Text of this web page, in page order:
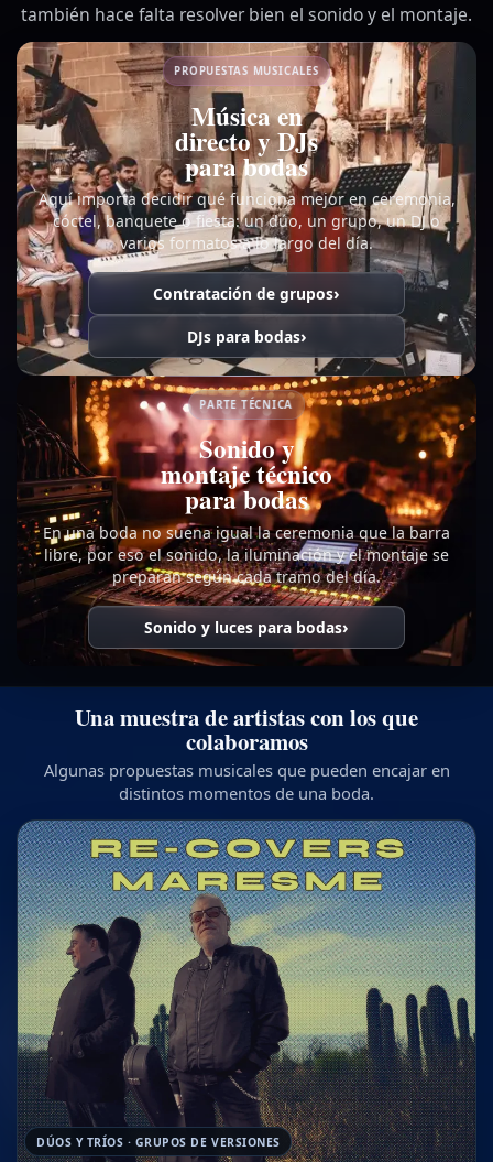
también hace falta resolver bien el sonido y el montaje.
PROPUESTAS MUSICALES
Música en
directo y DJs
para bodas
Aquí importa decidir qué funciona mejor en ceremonia,
cóctel, banquete o fiesta: un dúo, un grupo, un DJ o
varios formatos a lo largo del día.
Contratación de grupos
DJs para bodas
PARTE TÉCNICA
Sonido y
montaje técnico
para bodas
En una boda no suena igual la ceremonia que la barra
libre, por eso el sonido, la iluminación y el montaje se
preparan según cada tramo del día.
Sonido y luces para bodas
Una muestra de artistas con los que
colaboramos
Algunas propuestas musicales que pueden encajar en
distintos momentos de una boda.
DÚOS Y TRÍOS · GRUPOS DE VERSIONES